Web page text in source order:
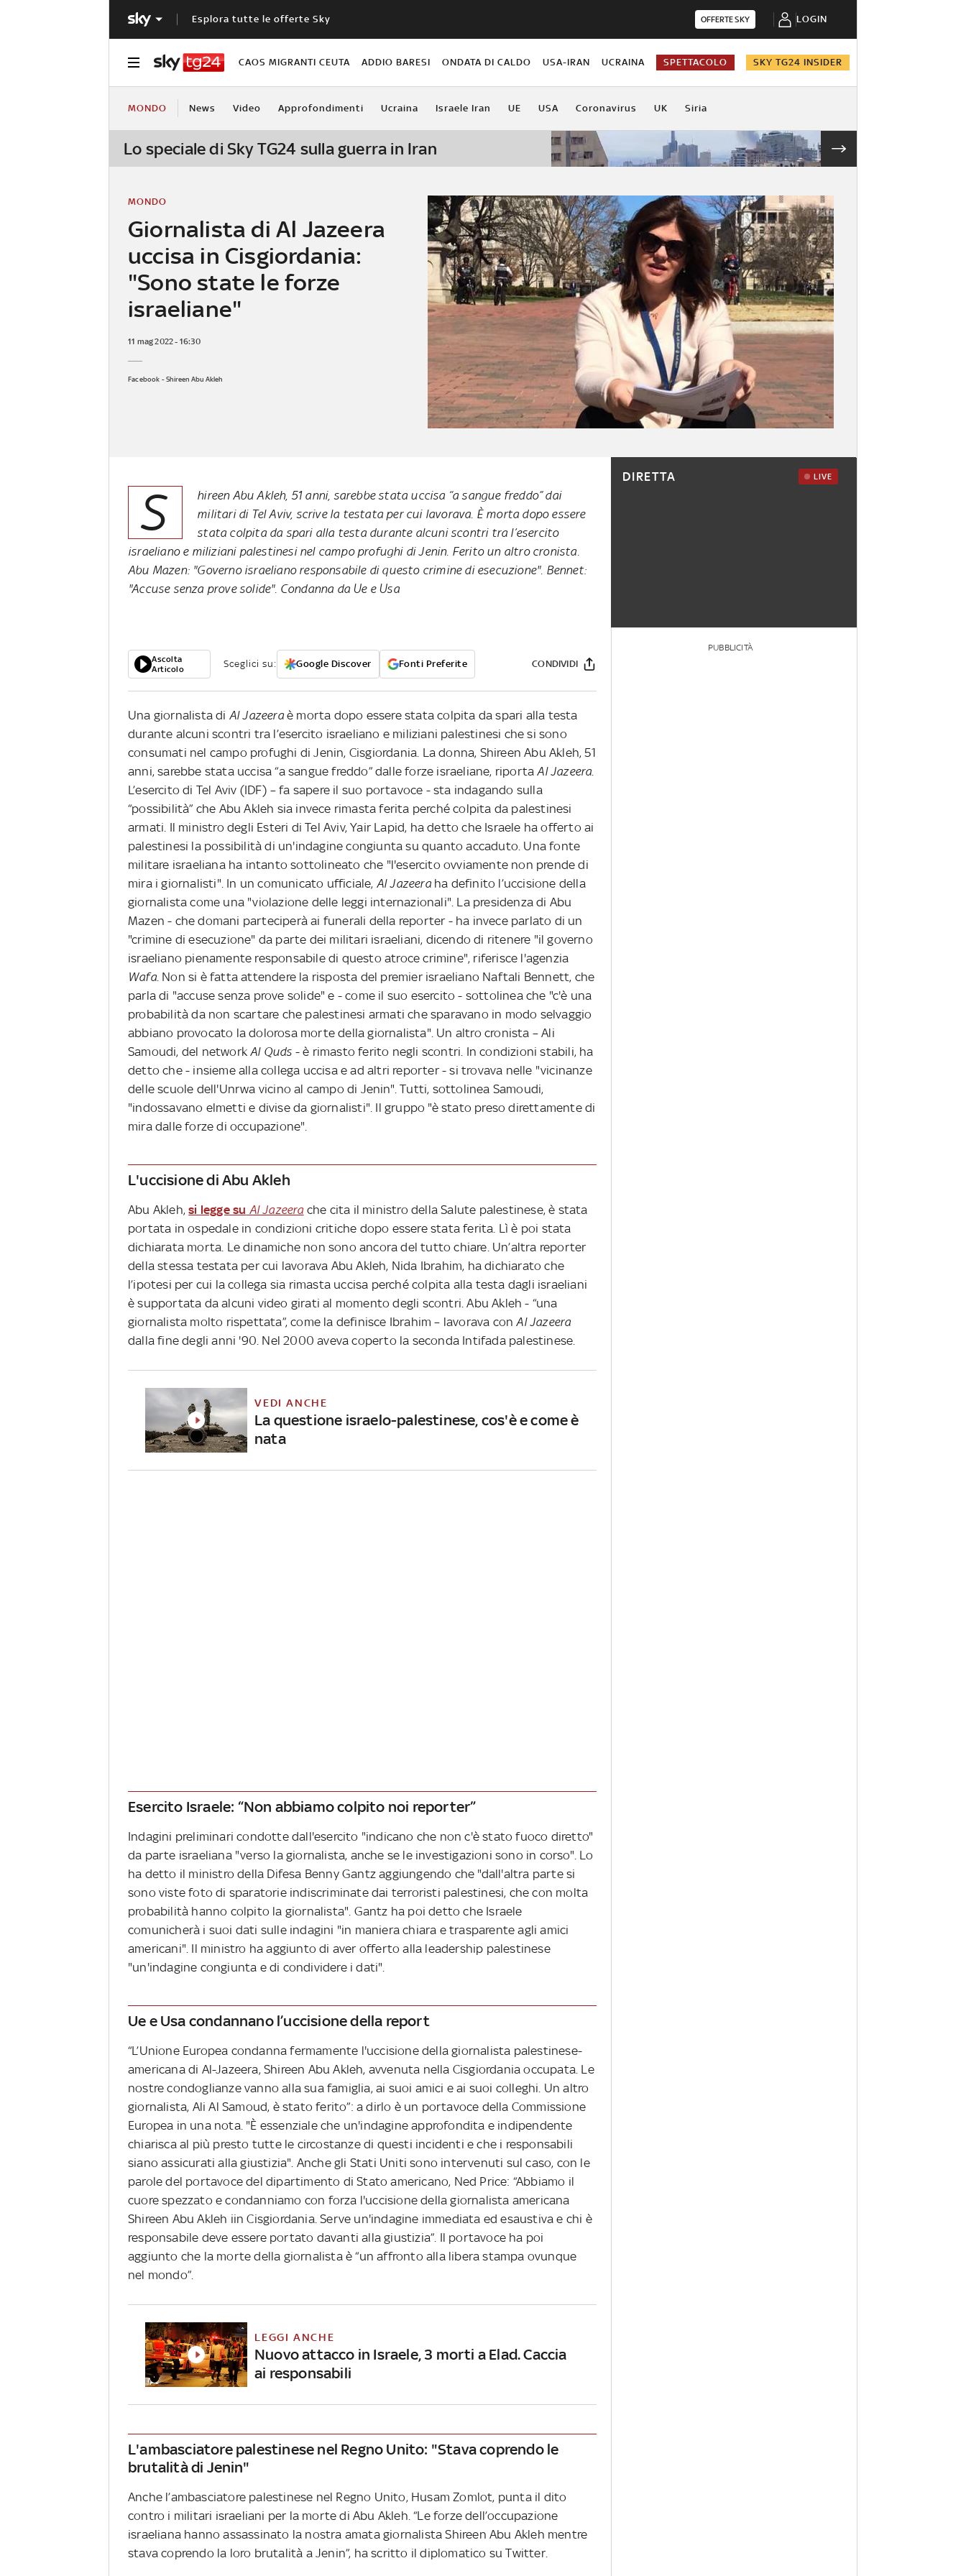
Esplora tutte le offerte Sky OFFERTE SKY LOGIN
CAOS MIGRANTI CEUTA ADDIO BARESI ONDATA DI CALDO USA-IRAN UCRAINA SPETTACOLO SKY TG24 INSIDER
MONDO News Video Approfondimenti Ucraina Israele Iran UE USA Coronavirus UK Siria
Lo speciale di Sky TG24 sulla guerra in Iran
Giornalista di Al Jazeera
uccisa in Cisgiordania:
"Sono state le forze
israeliane"
MONDO
11 mag 2022 - 16:30
Facebook - Shireen Abu Akleh
S
hireen Abu Akleh, 51 anni, sarebbe stata uccisa “a sangue freddo” dai
militari di Tel Aviv, scrive la testata per cui lavorava. È morta dopo essere
stata colpita da spari alla testa durante alcuni scontri tra l’esercito
israeliano e miliziani palestinesi nel campo profughi di Jenin. Ferito un altro cronista.
Abu Mazen: "Governo israeliano responsabile di questo crimine di esecuzione". Bennet:
"Accuse senza prove solide". Condanna da Ue e Usa
Ascolta
Articolo
Sceglici su: Google Discover Fonti Preferite CONDIVIDI
Una giornalista di Al Jazeeraè morta dopo essere stata colpita da spari alla testa
durante alcuni scontri tra l’esercito israeliano e miliziani palestinesi che si sono
consumati nel campo profughi di Jenin, Cisgiordania. La donna, Shireen Abu Akleh, 51
anni, sarebbe stata uccisa “a sangue freddo” dalle forze israeliane, riportaAl Jazeera.
L’esercito di Tel Aviv (IDF) – fa sapere il suo portavoce - sta indagando sulla
“possibilità” che Abu Akleh sia invece rimasta ferita perché colpita da palestinesi
armati. Il ministro degli Esteri di Tel Aviv, Yair Lapid, ha detto che Israele ha offerto ai
palestinesi la possibilità di un'indagine congiunta su quanto accaduto. Una fonte
militare israeliana ha intanto sottolineato che "l'esercito ovviamente non prende di
mira i giornalisti". In un comunicato ufficiale, Al Jazeeraha definito l’uccisione della
giornalista come una "violazione delle leggi internazionali". La presidenza di Abu
Mazen - che domani parteciperà ai funerali della reporter - ha invece parlato di un
"crimine di esecuzione" da parte dei militari israeliani, dicendo di ritenere "il governo
israeliano pienamente responsabile di questo atroce crimine", riferisce l'agenzia
Wafa. Non si è fatta attendere la risposta del premier israeliano Naftali Bennett, che
parla di "accuse senza prove solide" e - come il suo esercito - sottolinea che "c'è una
probabilità da non scartare che palestinesi armati che sparavano in modo selvaggio
abbiano provocato la dolorosa morte della giornalista". Un altro cronista – Ali
Samoudi, del network Al Quds - è rimasto ferito negli scontri. In condizioni stabili, ha
detto che - insieme alla collega uccisa e ad altri reporter - si trovava nelle "vicinanze
delle scuole dell'Unrwa vicino al campo di Jenin". Tutti, sottolinea Samoudi,
"indossavano elmetti e divise da giornalisti". Il gruppo "è stato preso direttamente di
mira dalle forze di occupazione".
L'uccisione di Abu Akleh
Abu Akleh,si legge su Al Jazeerache cita il ministro della Salute palestinese, è stata
portata in ospedale in condizioni critiche dopo essere stata ferita. Lì è poi stata
dichiarata morta. Le dinamiche non sono ancora del tutto chiare. Un’altra reporter
della stessa testata per cui lavorava Abu Akleh, Nida Ibrahim, ha dichiarato che
l’ipotesi per cui la collega sia rimasta uccisa perché colpita alla testa dagli israeliani
è supportata da alcuni video girati al momento degli scontri. Abu Akleh - “una
giornalista molto rispettata”, come la definisce Ibrahim – lavorava conAl Jazeera
dalla fine degli anni '90. Nel 2000 aveva coperto la seconda Intifada palestinese.
VEDI ANCHE
La questione israelo-palestinese, cos'è e come è
nata
Esercito Israele: “Non abbiamo colpito noi reporter”
Indagini preliminari condotte dall'esercito "indicano che non c'è stato fuoco diretto"
da parte israeliana "verso la giornalista, anche se le investigazioni sono in corso". Lo
ha detto il ministro della Difesa Benny Gantz aggiungendo che "dall'altra parte si
sono viste foto di sparatorie indiscriminate dai terroristi palestinesi, che con molta
probabilità hanno colpito la giornalista". Gantz ha poi detto che Israele
comunicherà i suoi dati sulle indagini "in maniera chiara e trasparente agli amici
americani". Il ministro ha aggiunto di aver offerto alla leadership palestinese
"un'indagine congiunta e di condividere i dati".
Ue e Usa condannano l’uccisione della report
“L’Unione Europea condanna fermamente l'uccisione della giornalista palestinese-
americana di Al-Jazeera, Shireen Abu Akleh, avvenuta nella Cisgiordania occupata. Le
nostre condoglianze vanno alla sua famiglia, ai suoi amici e ai suoi colleghi. Un altro
giornalista, Ali Al Samoud, è stato ferito”: a dirlo è un portavoce della Commissione
Europea in una nota. "È essenziale che un'indagine approfondita e indipendente
chiarisca al più presto tutte le circostanze di questi incidenti e che i responsabili
siano assicurati alla giustizia". Anche gli Stati Uniti sono intervenuti sul caso, con le
parole del portavoce del dipartimento di Stato americano, Ned Price: “Abbiamo il
cuore spezzato e condanniamo con forza l'uccisione della giornalista americana
Shireen Abu Akleh iin Cisgiordania. Serve un'indagine immediata ed esaustiva e chi è
responsabile deve essere portato davanti alla giustizia”. Il portavoce ha poi
aggiunto che la morte della giornalista è “un affronto alla libera stampa ovunque
nel mondo”.
LEGGI ANCHE
Nuovo attacco in Israele, 3 morti a Elad. Caccia
ai responsabili
L'ambasciatore palestinese nel Regno Unito: "Stava coprendo le
brutalità di Jenin"
Anche l’ambasciatore palestinese nel Regno Unito, Husam Zomlot, punta il dito
contro i militari israeliani per la morte di Abu Akleh. “Le forze dell’occupazione
israeliana hanno assassinato la nostra amata giornalista Shireen Abu Akleh mentre
stava coprendo la loro brutalità a Jenin”, ha scritto il diplomatico su Twitter.
DIRETTA LIVE
PUBBLICITÀ